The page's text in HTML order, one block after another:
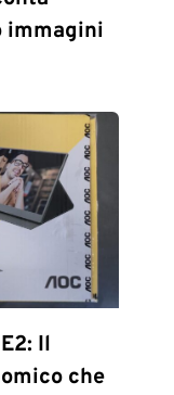
immagini
Il
che